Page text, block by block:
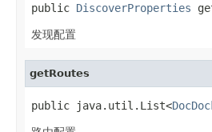
public DiscoverProperties
发现配置
getRoutes
public java.util.List<